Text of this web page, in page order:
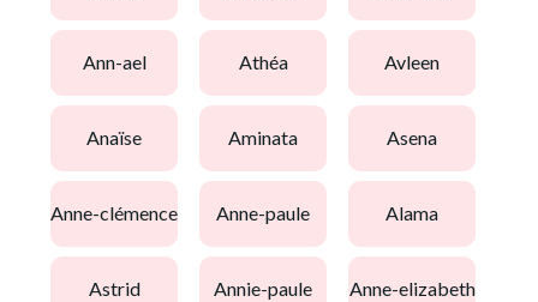
ann-ael athéa avleen
anaïse aminata asena
anne-clémence anne-paule alama
astrid annie-paule anne-elizabeth